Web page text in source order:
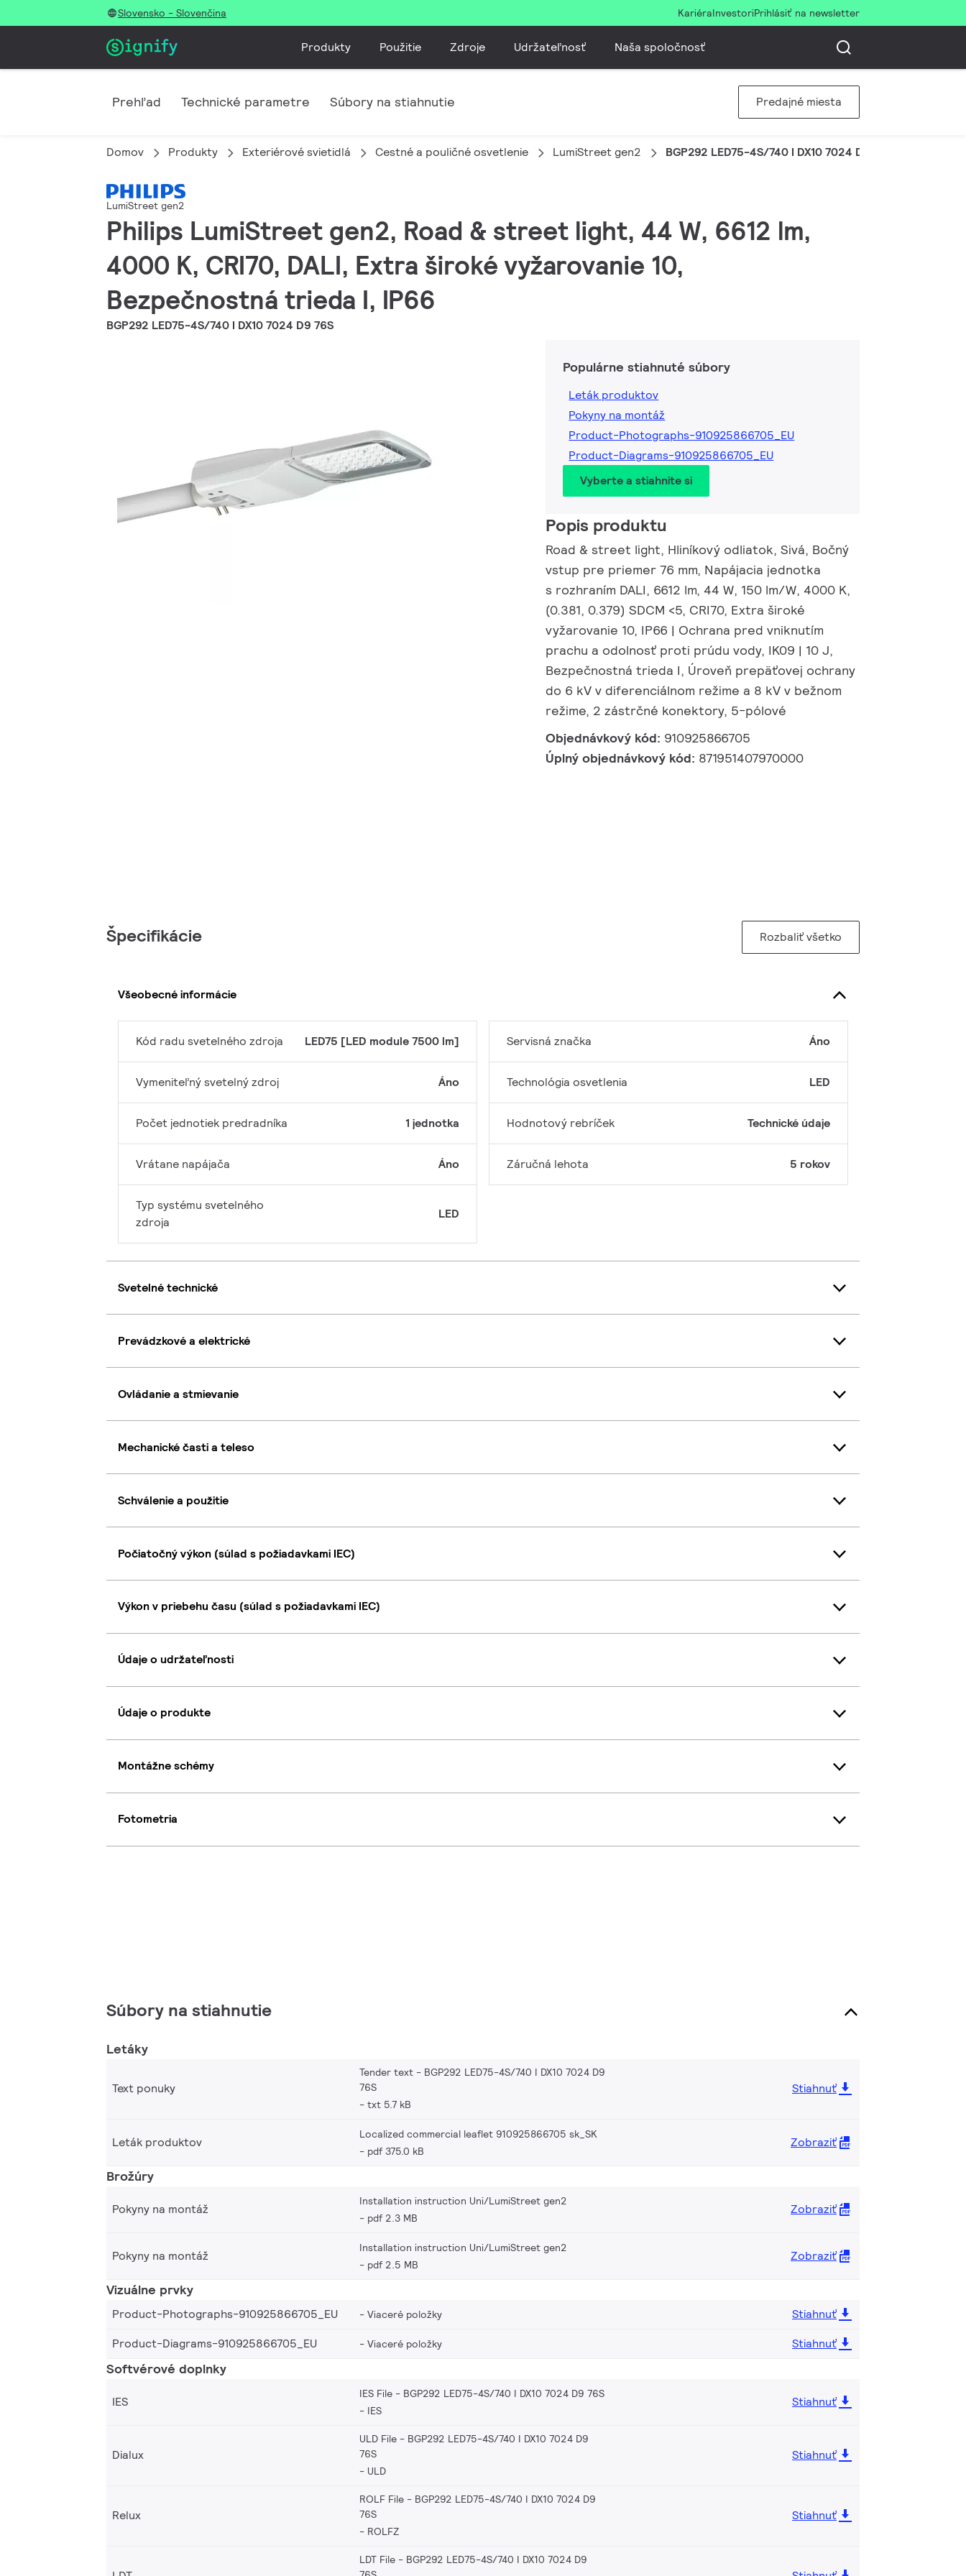
Slovensko - Slovenčina KariéraInvestoriPrihlásiť na newsletter
Produkty Použitie Zdroje Udržateľnosť Naša spoločnosť
Prehľad Technické parametre Súbory na stiahnutie Predajné miesta
Domov Produkty Exteriérové svietidlá Cestné a pouličné osvetlenie LumiStreet gen2 BGP292 LED75-4S/740 I DX10 7024 D9 76S
LumiStreet gen2
Philips LumiStreet gen2, Road & street light, 44 W, 6612 lm,
4000 K, CRI70, DALI, Extra široké vyžarovanie 10,
Bezpečnostná trieda I, IP66
BGP292 LED75-4S/740 I DX10 7024 D9 76S
Populárne stiahnuté súbory
Leták produktov
Pokyny na montáž
Product-Photographs-910925866705_EU
Product-Diagrams-910925866705_EU
Vyberte a stiahnite si
Popis produktu
Road & street light, Hliníkový odliatok, Sivá, Bočný
vstup pre priemer 76 mm, Napájacia jednotka
s rozhraním DALI, 6612 lm, 44 W, 150 lm/W, 4000 K,
(0.381, 0.379) SDCM <5, CRI70, Extra široké
vyžarovanie 10, IP66 | Ochrana pred vniknutím
prachu a odolnosť proti prúdu vody, IK09 | 10 J,
Bezpečnostná trieda I, Úroveň prepäťovej ochrany
do 6 kV v diferenciálnom režime a 8 kV v bežnom
režime, 2 zástrčné konektory, 5-pólové
Objednávkový kód: 910925866705
Úplný objednávkový kód: 871951407970000
Špecifikácie Rozbaliť všetko
Všeobecné informácie
Kód radu svetelného zdroja LED75 [LED module 7500 lm]
Vymeniteľný svetelný zdroj Áno
Počet jednotiek predradníka 1 jednotka
Vrátane napájača Áno
Typ systému svetelného
zdroja
LED
Servisná značka Áno
Technológia osvetlenia LED
Hodnotový rebríček Technické údaje
Záručná lehota 5 rokov
Svetelné technické
Prevádzkové a elektrické
Ovládanie a stmievanie
Mechanické časti a teleso
Schválenie a použitie
Počiatočný výkon (súlad s požiadavkami IEC)
Výkon v priebehu času (súlad s požiadavkami IEC)
Údaje o udržateľnosti
Údaje o produkte
Montážne schémy
Fotometria
Súbory na stiahnutie
Letáky
Text ponuky
Tender text - BGP292 LED75-4S/740 I DX10 7024 D9
76S
txt 5.7 kB
Stiahnuť
Leták produktov
Localized commercial leaflet 910925866705 sk_SK
pdf 375.0 kB
Zobraziť
Brožúry
Pokyny na montáž
Installation instruction Uni/LumiStreet gen2
pdf 2.3 MB
Zobraziť
Pokyny na montáž
Installation instruction Uni/LumiStreet gen2
pdf 2.5 MB
Zobraziť
Vizuálne prvky
Product-Photographs-910925866705_EU Viaceré položky
Stiahnuť
Product-Diagrams-910925866705_EU
Viaceré položky Stiahnuť
Softvérové doplnky
IES
IES File - BGP292 LED75-4S/740 I DX10 7024 D9 76S
IES
Stiahnuť
Dialux
ULD File - BGP292 LED75-4S/740 I DX10 7024 D9
76S
ULD
Stiahnuť
Relux
ROLF File - BGP292 LED75-4S/740 I DX10 7024 D9
76S
ROLFZ
Stiahnuť
LDT File - BGP292 LED75-4S/740 I DX10 7024 D9